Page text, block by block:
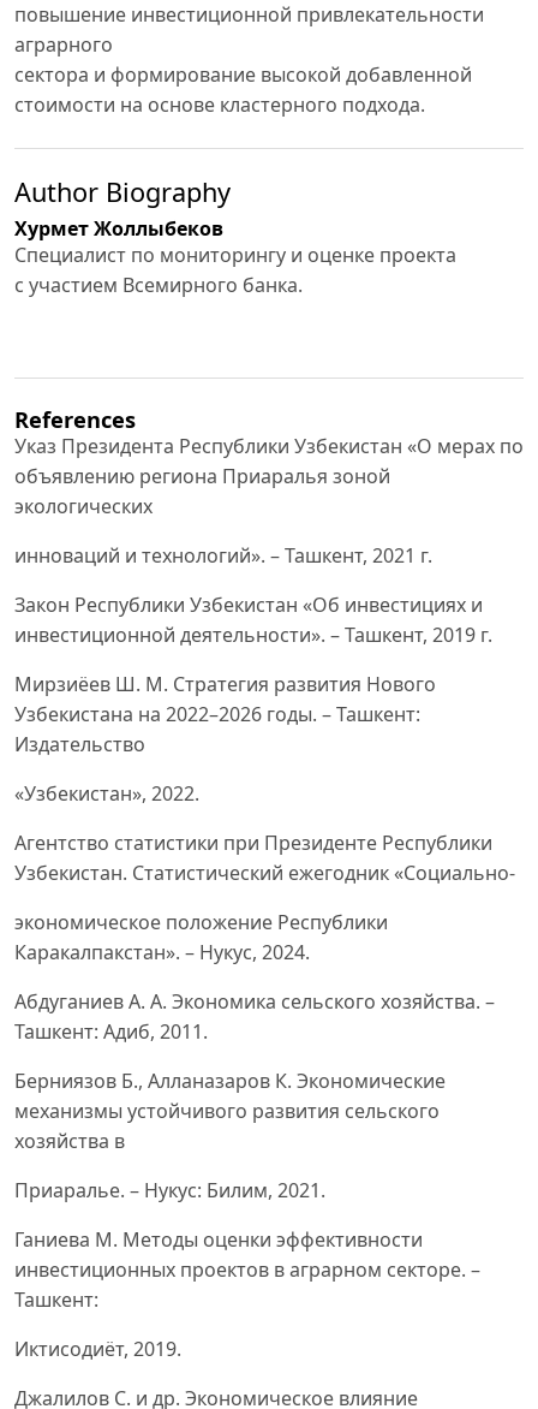
повышение инвестиционной привлекательности
аграрного
сектора и формирование высокой добавленной
стоимости на основе кластерного подхода.
Author Biography
Хурмет Жоллыбеков
Специалист по мониторингу и оценке проекта
с участием Всемирного банка.
References
Указ Президента Республики Узбекистан «О мерах по
объявлению региона Приаралья зоной
экологических
инноваций и технологий». – Ташкент, 2021 г.
Закон Республики Узбекистан «Об инвестициях и
инвестиционной деятельности». – Ташкент, 2019 г.
Мирзиёев Ш. М. Стратегия развития Нового
Узбекистана на 2022–2026 годы. – Ташкент:
Издательство
«Узбекистан», 2022.
Агентство статистики при Президенте Республики
Узбекистан. Статистический ежегодник «Социально-
экономическое положение Республики
Каракалпакстан». – Нукус, 2024.
Абдуганиев А. А. Экономика сельского хозяйства. –
Ташкент: Адиб, 2011.
Берниязов Б., Алланазаров К. Экономические
механизмы устойчивого развития сельского
хозяйства в
Приаралье. – Нукус: Билим, 2021.
Ганиева М. Методы оценки эффективности
инвестиционных проектов в аграрном секторе. –
Ташкент:
Иктисодиёт, 2019.
Джалилов С. и др. Экономическое влияние